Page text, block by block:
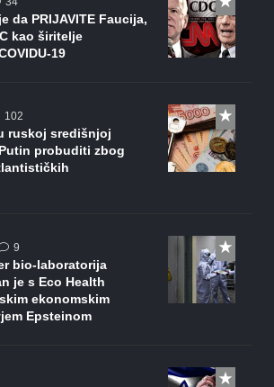
da PRIJAVITE Faucija,
kao širitelje
19
102komentara
ruskoj središnjoj
probuditi zbog
9komentara
bio-laboratorija
je s Eco Health
ekonomskim
Epsteinom